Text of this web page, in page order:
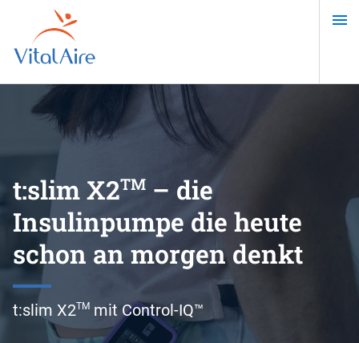
Inhalt
t:slim X2TM – die
Insulinpumpe die heute
schon an morgen denkt
t:slim X2TM mit Control-IQ™